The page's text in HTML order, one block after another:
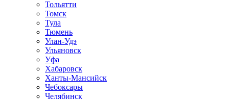
Тольятти
Томск
Тула
Тюмень
Улан-Удэ
Ульяновск
Уфа
Хабаровск
Ханты-Мансийск
Чебоксары
Челябинск